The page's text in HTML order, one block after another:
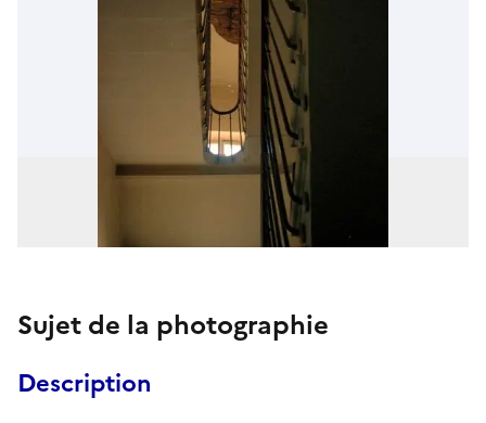
Sujet de la photographie
Description